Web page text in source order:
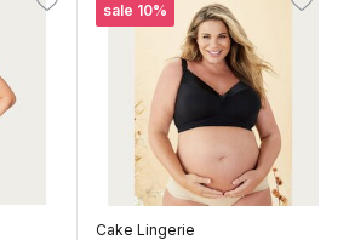
sale 10%
Cake Lingerie